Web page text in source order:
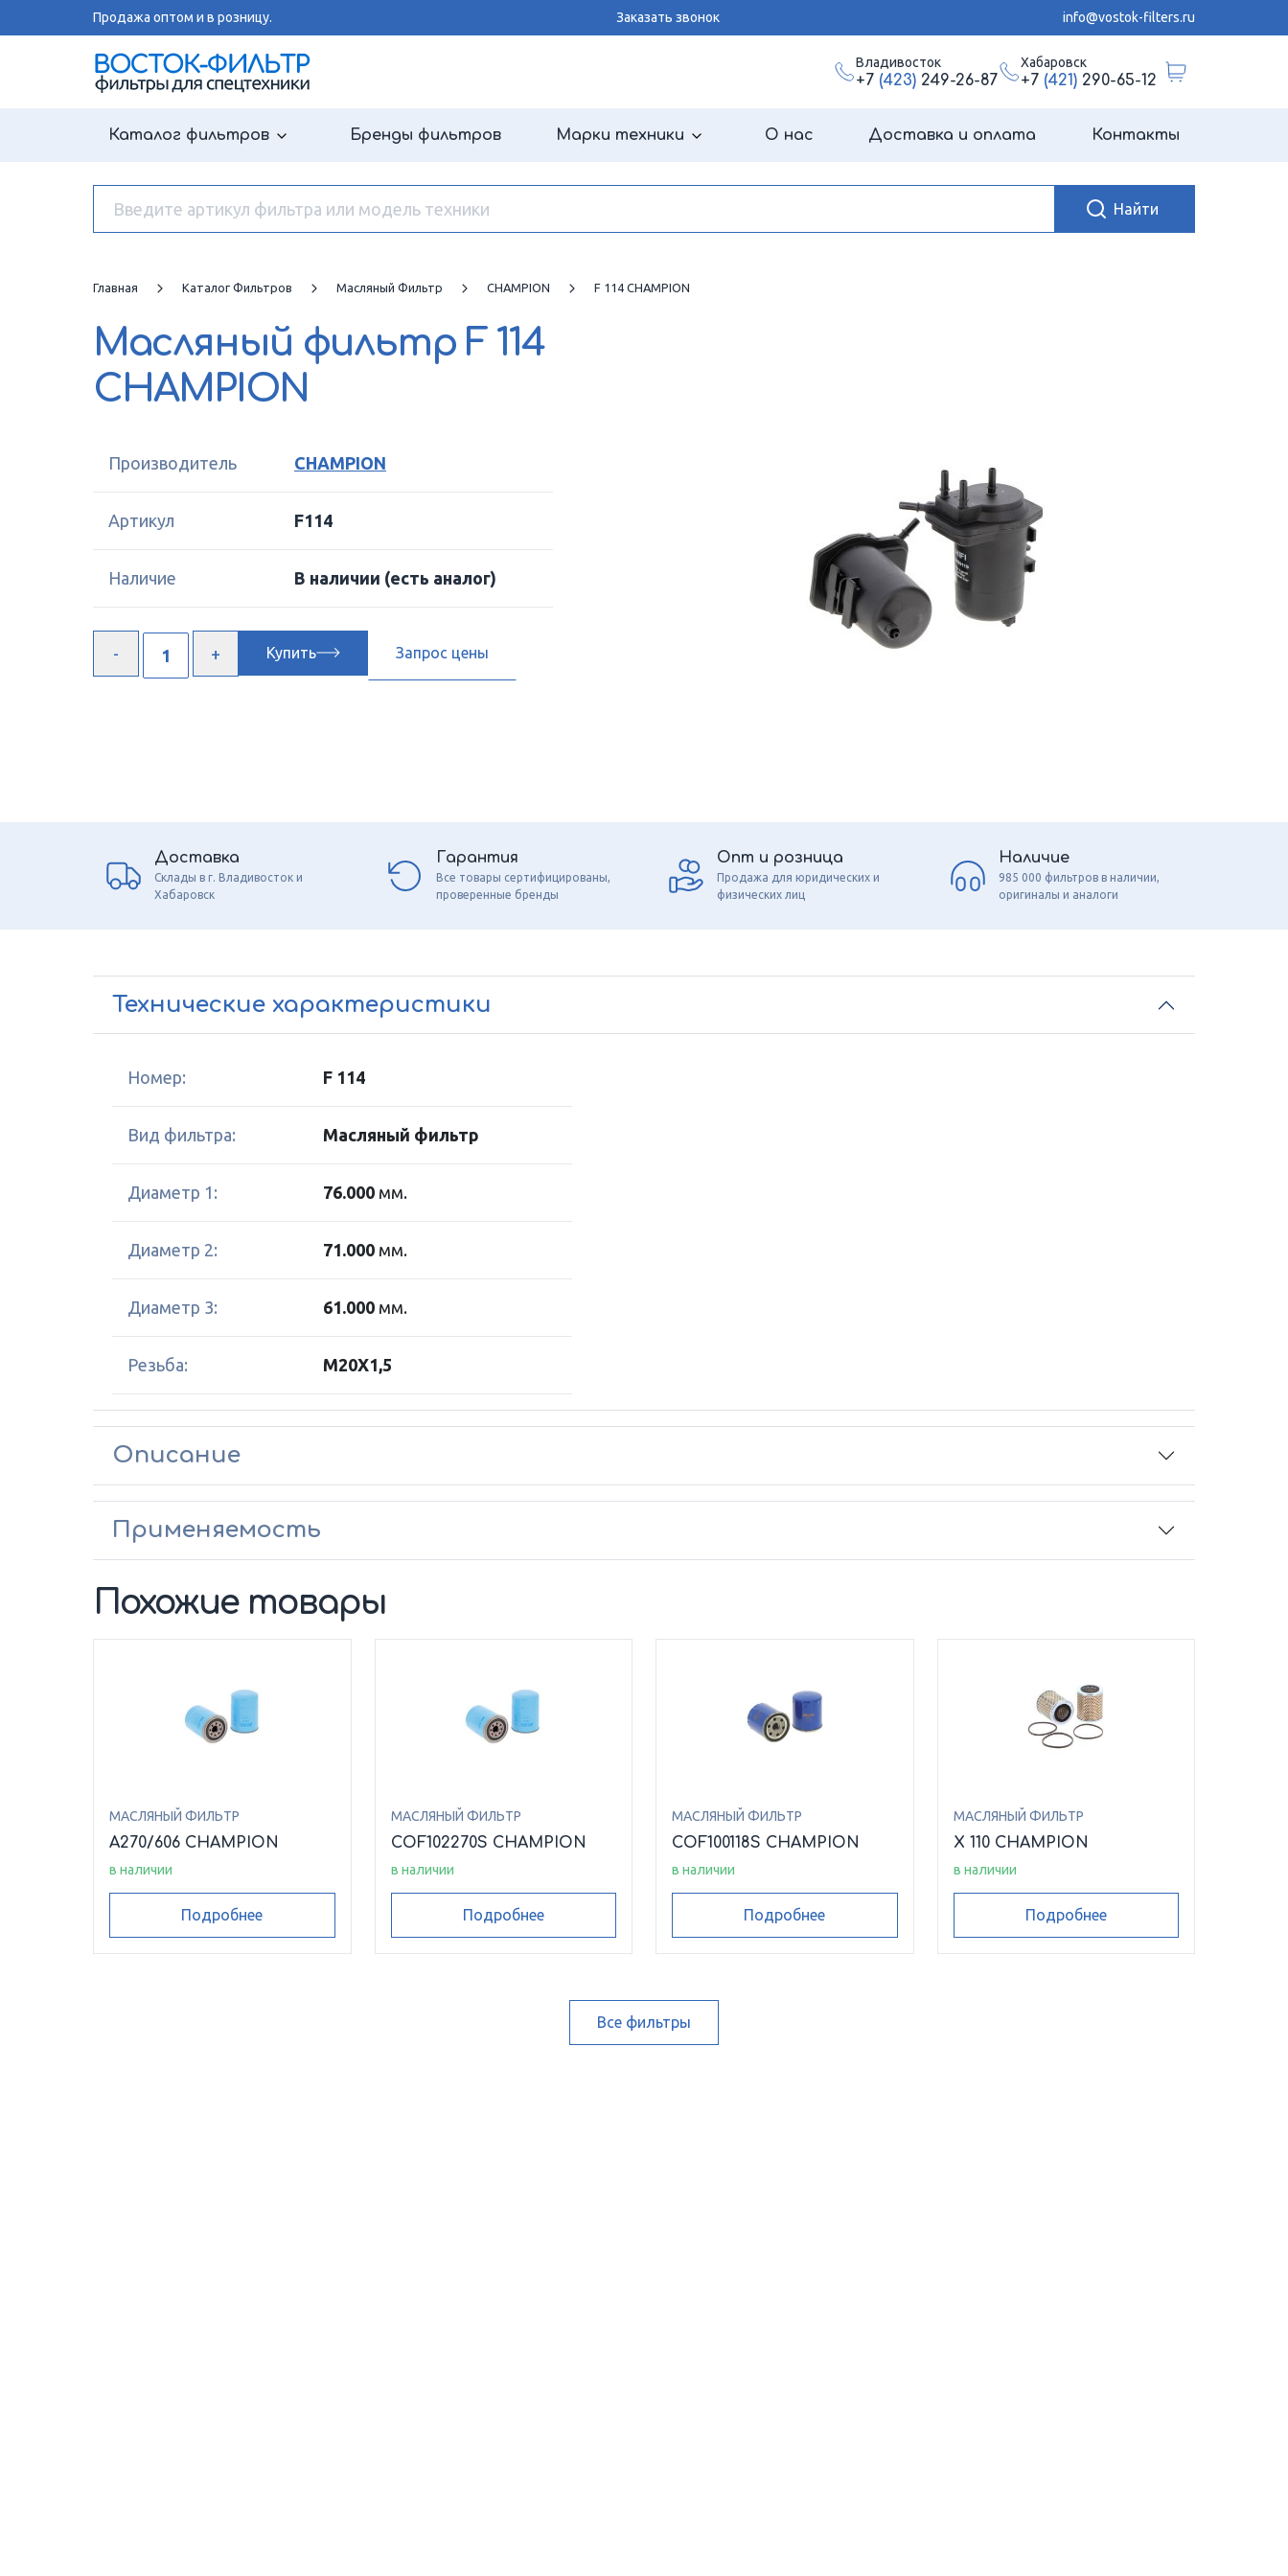
Продажа оптом и в розницу. Заказать звонок info@vostok-filters.ru
Владивосток
+7 (423)249-26-87
Хабаровск
+7 (421)290-65-12
Каталог фильтров Бренды фильтров Марки техники О нас Доставка и оплата Контакты
Главная Каталог Фильтров Масляный Фильтр CHAMPION F 114 CHAMPION
Масляный фильтр F 114
CHAMPION
Производитель CHAMPION
Артикул F114
Наличие В наличии (есть аналог)
Купить Запрос цены
Доставка
Склады в г. Владивосток и
Хабаровск
Гарантия
Все товары сертифицированы,
проверенные бренды
Опт и розница
Продажа для юридических и
физических лиц
Наличие
985 000 фильтров в наличии,
оригиналы и аналоги
Технические характеристики
Номер: F 114
Вид фильтра: Масляный фильтр
Диаметр 1: 76.000 мм.
Диаметр 2: 71.000 мм.
Диаметр 3: 61.000 мм.
Резьба: M20X1,5
Описание
Применяемость
Похожие товары
МАСЛЯНЫЙ ФИЛЬТР
A270/606 CHAMPION
в наличии
Подробнее
МАСЛЯНЫЙ ФИЛЬТР
COF102270S CHAMPION
в наличии
Подробнее
МАСЛЯНЫЙ ФИЛЬТР
COF100118S CHAMPION
в наличии
Подробнее
МАСЛЯНЫЙ ФИЛЬТР
X 110 CHAMPION
в наличии
Подробнее
Все фильтры